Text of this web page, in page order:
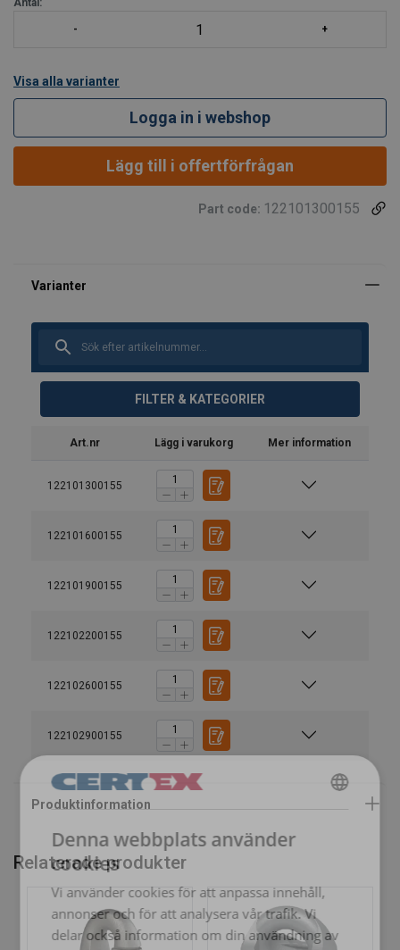
Antal:
Visa alla varianter
Logga in i webshop
Lägg till i offertförfrågan
Part code: 122101300155
FILTER & KATEGORIER
Art.nr Lägg i varukorg Mer information
122101300155
122101600155
122101900155
122102200155
122102600155
122102900155
Relaterade produkter
SWEDISH
ENGLISH TRANSLATION
Denna webbplats använder
cookies
Vi använder cookies för att anpassa innehåll,
annonser och för att analysera vår trafik. Vi
delar också information om din användning av